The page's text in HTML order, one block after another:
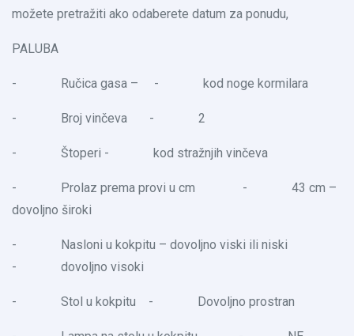
možete pretražiti ako odaberete datum za ponudu,
PALUBA
- Ručica gasa – - kod noge kormilara
- Broj vinčeva - 2
- Štoperi - kod stražnjih vinčeva
- Prolaz prema provi u cm - 43 cm –
dovoljno široki
- Nasloni u kokpitu – dovoljno viski ili niski
- dovoljno visoki
- Stol u kokpitu - Dovoljno prostran